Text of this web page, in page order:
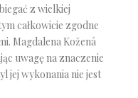
z wielkiej
całkowicie zgodne
Magdalena Kožená
uwagę na znaczenie
jej wykonania nie jest